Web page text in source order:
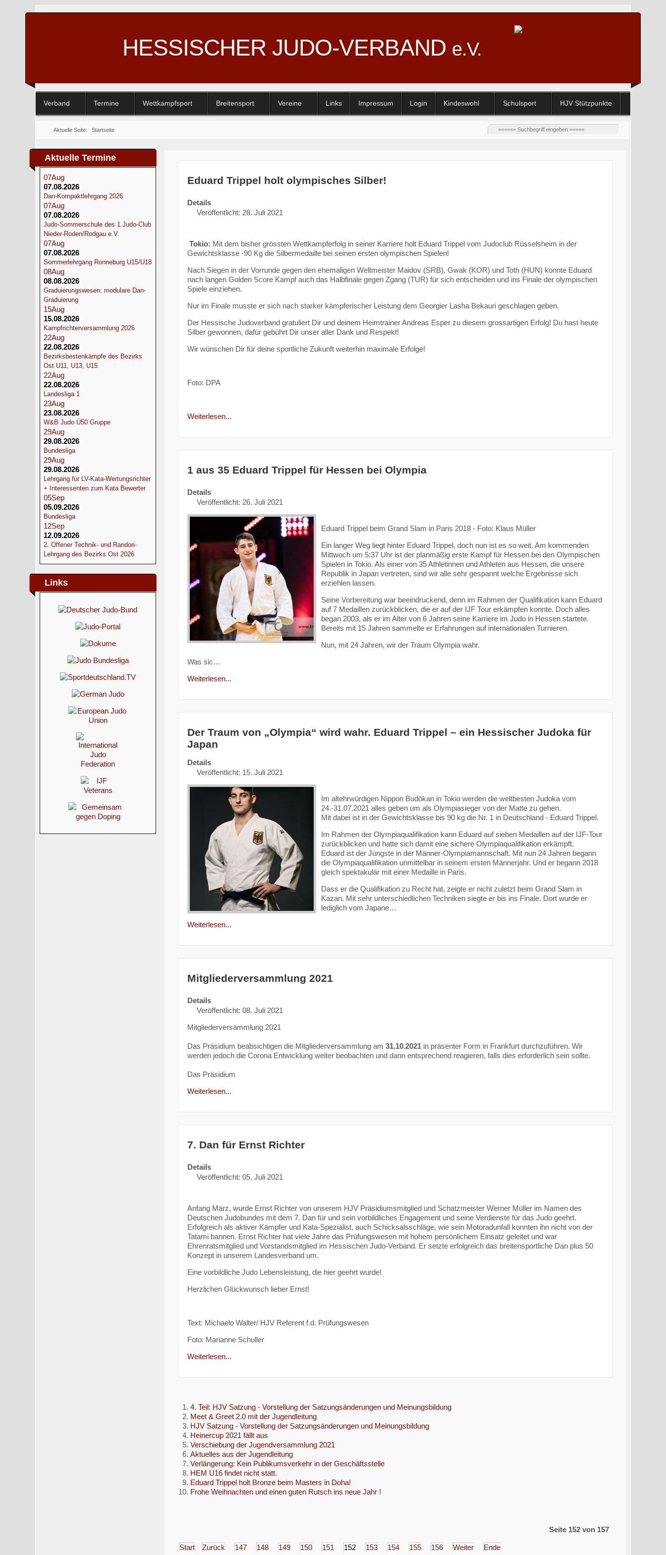
HESSISCHER JUDO-VERBAND e.V.
Verband Termine Wettkampfsport Breitensport Vereine Links Impressum Login Kindeswohl Schulsport HJV Stützpunkte
Aktuelle Seite:Startseite
Aktuelle Termine
07Aug
07.08.2026
Dan-Kompaktlehrgang 2026
07Aug
07.08.2026
Judo-Sommerschule des 1.Judo-Club
Nieder-Roden/Rodgau e.V.
07Aug
07.08.2026
Sommerlehrgang Ronneburg U15/U18
08Aug
08.08.2026
Graduierungswesen: modulare Dan-
Graduierung
15Aug
15.08.2026
Kampfrichterversammlung 2026
22Aug
22.08.2026
Bezirksbestenkämpfe des Bezirks
Ost U11, U13, U15
22Aug
22.08.2026
Landesliga 1
23Aug
23.08.2026
W&B Judo Ü50 Gruppe
29Aug
29.08.2026
Bundesliga
29Aug
29.08.2026
Lehrgang für LV-Kata-Wertungsrichter
+ Interessenten zum Kata Bewerter
05Sep
05.09.2026
Bundesliga
12Sep
12.09.2026
2. Offener Technik- und Randori-
Lehrgang des Bezirks Ost 2026
Links
Eduard Trippel holt olympisches Silber!
Details
Veröffentlicht: 28. Juli 2021
Tokio: Mit dem bisher grössten Wettkampferfolg in seiner Karriere holt Eduard Trippel vom Judoclub Rüsselsheim in der
Gewichtsklasse -90 Kg die Silbermedaille bei seinen ersten olympischen Spielen!
Nach Siegen in der Vorrunde gegen den ehemaligen Weltmeister Maidov (SRB), Gwak (KOR) und Toth (HUN) konnte Eduard
nach langen Golden Score Kampf auch das Halbfinale gegen Zgang (TUR) für sich entscheiden und ins Finale der olympischen
Spiele einziehen.
Nur im Finale musste er sich nach starker kämpferischer Leistung dem Georgier Lasha Bekauri geschlagen geben.
Der Hessische Judoverband gratuliert Dir und deinem Heimtrainer Andreas Esper zu diesem grossartigen Erfolg! Du hast heute
Silber gewonnen, dafür gebührt Dir unser aller Dank und Respekt!
Wir wünschen Dir für deine sportliche Zukunft weiterhin maximale Erfolge!
Foto: DPA
Weiterlesen...
1 aus 35 Eduard Trippel für Hessen bei Olympia
Details
Veröffentlicht: 26. Juli 2021
Eduard Trippel beim Grand Slam in Paris 2018 - Foto: Klaus Müller
Ein langer Weg liegt hinter Eduard Trippel, doch nun ist es so weit. Am kommenden
Mittwoch um 5:37 Uhr ist der planmäßig erste Kampf für Hessen bei den Olympischen
Spielen in Tokio. Als einer von 35 Athletinnen und Athleten aus Hessen, die unsere
Republik in Japan vertreten, sind wir alle sehr gespannt welche Ergebnisse sich
erziehlen lassen.
Seine Vorbereitung war beeindruckend, denn im Rahmen der Qualifikation kann Eduard
auf 7 Medaillen zurückblicken, die er auf der IJF Tour erkämpfen konnte. Doch alles
began 2003, als er im Alter von 6 Jahren seine Karriere im Judo in Hessen startete.
Bereits mit 15 Jahren sammelte er Erfahrungen auf internationalen Turnieren.
Nun, mit 24 Jahren, wir der Traum Olympia wahr.
Was sic…
Weiterlesen...
Der Traum von „Olympia“ wird wahr. Eduard Trippel – ein Hessischer Judoka für
Japan
Details
Veröffentlicht: 15. Juli 2021
Im altehrwürdigen Nippon Budōkan in Tokio werden die weltbesten Judoka vom
24.-31.07.2021 alles geben um als Olympiasieger von der Matte zu gehen.
Mit dabei ist in der Gewichtsklasse bis 90 kg die Nr. 1 in Deutschland - Eduard Trippel.
Im Rahmen der Olympiaqualifikation kann Eduard auf sieben Medaillen auf der IJF-Tour
zurückblicken und hatte sich damit eine sichere Olympiaqualifikation erkämpft.
Eduard ist der Jüngste in der Männer-Olympiamannschaft. Mit nun 24 Jahren begann
die Olympiaqualifikation unmittelbar in seinem ersten Männerjahr. Und er begann 2018
gleich spektakulär mit einer Medaille in Paris.
Dass er die Qualifikation zu Recht hat, zeigte er nicht zuletzt beim Grand Slam in
Kazan. Mit sehr unterschiedlichen Techniken siegte er bis ins Finale. Dort wurde er
lediglich vom Japane…
Weiterlesen...
Mitgliederversammlung 2021
Details
Veröffentlicht: 08. Juli 2021
Mitgliederversammlung 2021
Das Präsidium beabsichtigen die Mitgliederversammlung am 31.10.2021in präsenter Form in Frankfurt durchzuführen. Wir
werden jedoch die Corona Entwicklung weiter beobachten und dann entsprechend reagieren, falls dies erforderlich sein sollte.
Das Präsidium
Weiterlesen...
7. Dan für Ernst Richter
Details
Veröffentlicht: 05. Juli 2021
Anfang März, wurde Ernst Richter von unserem HJV Präsidiumsmitglied und Schatzmeister Werner Müller im Namen des
Deutschen Judobundes mit dem 7. Dan für und sein vorbildliches Engagement und seine Verdienste für das Judo geehrt.
Erfolgreich als aktiver Kämpfer und Kata-Spezialist, auch Schicksalsschläge, wie sein Motoradunfall konnten ihn nicht von der
Tatami bannen. Ernst Richter hat viele Jahre das Prüfungswesen mit hohem persönlichem Einsatz geleitet und war
Ehrenratsmitglied und Vorstandsmitglied im Hessischen Judo-Verband. Er setzte erfolgreich das breitensportliche Dan plus 50
Konzept in unserem Landesverband um.
Eine vorbildliche Judo Lebensleistung, die hier geehrt wurde!
Herzlichen Glückwunsch lieber Ernst!
Text: Michaelo Walter/ HJV Referent f.d. Prüfungswesen
Foto: Marianne Schuller
Weiterlesen...
4. Teil: HJV Satzung - Vorstellung der Satzungsänderungen und Meinungsbildung
Meet & Greet 2.0 mit der Jugendleitung
HJV Satzung - Vorstellung der Satzungsänderungen und Meinungsbildung
Heinercup 2021 fällt aus
Verschiebung der Jugendversammlung 2021
Aktuelles aus der Jugendleitung
Verlängerung: Kein Publikumsverkehr in der Geschäftsstelle
HEM U16 findet nicht statt.
Eduard Trippel holt Bronze beim Masters in Doha!
Frohe Weihnachten und einen guten Rutsch ins neue Jahr !
Seite 152 von 157
Start Zurück 147 148 149 150 151 152 153 154 155 156 Weiter Ende